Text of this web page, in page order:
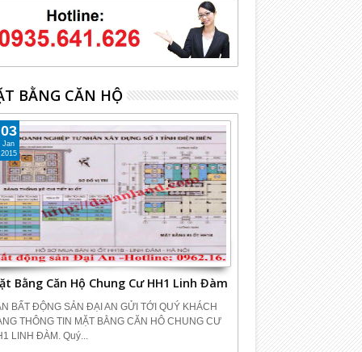
BẰNG CĂN HỘ
Bằng Căn Hộ Chung Cư HH1 Linh Đàm
03
Jan
2015
BẤT ĐỘNG SẢN ĐẠI AN GỬI TỚI QUÝ KHÁCH
THÔNG TIN MẶT BẰNG CĂN HÔ CHUNG CƯ
LINH ĐÀM. Quý...